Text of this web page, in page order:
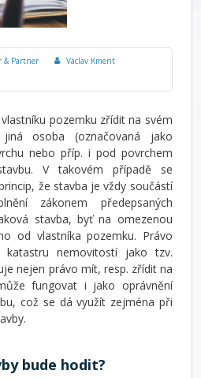
& Partner
Václav Kment
pozemku zřídit na svém
osoba (označovaná jako
nebo příp. i pod povrchem
V takovém případě se
že stavba je vždy součástí
zákonem předepsaných
stavba, byť na omezenou
od vlastníka pozemku. Právo
nemovitostí jako tzv.
nejen právo mít, resp. zřídit na
fungovat i jako oprávnění
což se dá využít zejména při
bude hodit?